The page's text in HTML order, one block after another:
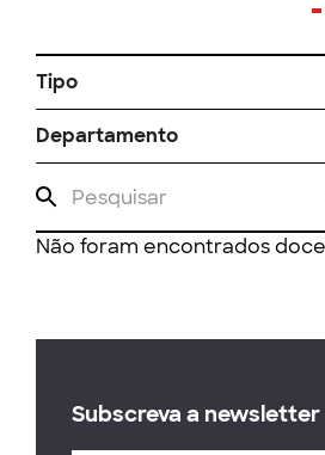
Tipo
Departamento
Não foram encontrados
Subscreva a newsletter